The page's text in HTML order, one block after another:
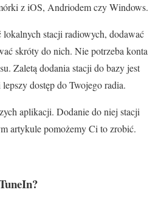
z iOS, Andriodem czy Windows.
lokalnych stacji radiowych, dodawać
skróty do nich. Nie potrzeba konta
Zaletą dodania stacji do bazy jest
lepszy dostęp do Twojego radia.
aplikacji. Dodanie do niej stacji
artykule pomożemy Ci to zrobić.